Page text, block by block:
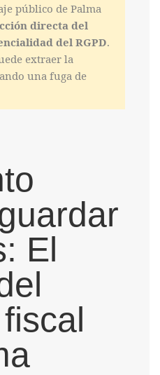
público de Palma
directa del
del RGPD.
extraer la
una fuga de
El